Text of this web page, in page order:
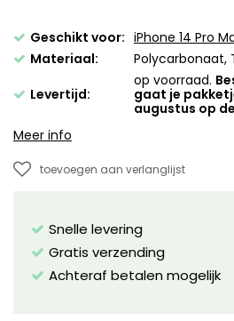
Geschikt voor: iPhone 14 Pro
Materiaal:
Polycarbonaat,
Levertijd:
op voorraad.
gaat je
augustus op
Meer info
toevoegen aan verlanglijst
Snelle levering
Gratis verzending
Achteraf betalen mogelijk